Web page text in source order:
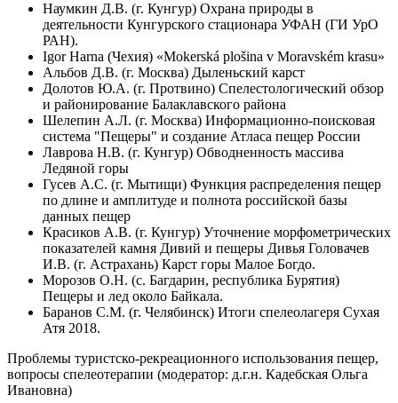
Наумкин Д.В. (г. Кунгур) Охрана природы в
деятельности Кунгурского стационара УФАН (ГИ УрО
РАН).
Igor Harna (Чехия) «Mokerská plošina v Moravském krasu»
Альбов Д.В. (г. Москва) Дыленьский карст
Долотов Ю.А. (г. Протвино) Спелестологический обзор
и районирование Балаклавского района
Шелепин А.Л. (г. Москва) Информационно-поисковая
система "Пещеры" и создание Атласа пещер России
Лаврова Н.В. (г. Кунгур) Обводненность массива
Ледяной горы
Гусев А.С. (г. Мытищи) Функция распределения пещер
по длине и амплитуде и полнота российской базы
данных пещер
Красиков А.В. (г. Кунгур) Уточнение морфометрических
показателей камня Дивий и пещеры Дивья Головачев
И.В. (г. Астрахань) Карст горы Малое Богдо.
Морозов О.Н. (с. Багдарин, республика Бурятия)
Пещеры и лед около Байкала.
Баранов С.М. (г. Челябинск) Итоги спелеолагеря Сухая
Атя 2018.
Проблемы туристско-рекреационного использования пещер,
вопросы спелеотерапии (модератор: д.г.н. Кадебская Ольга
Ивановна)